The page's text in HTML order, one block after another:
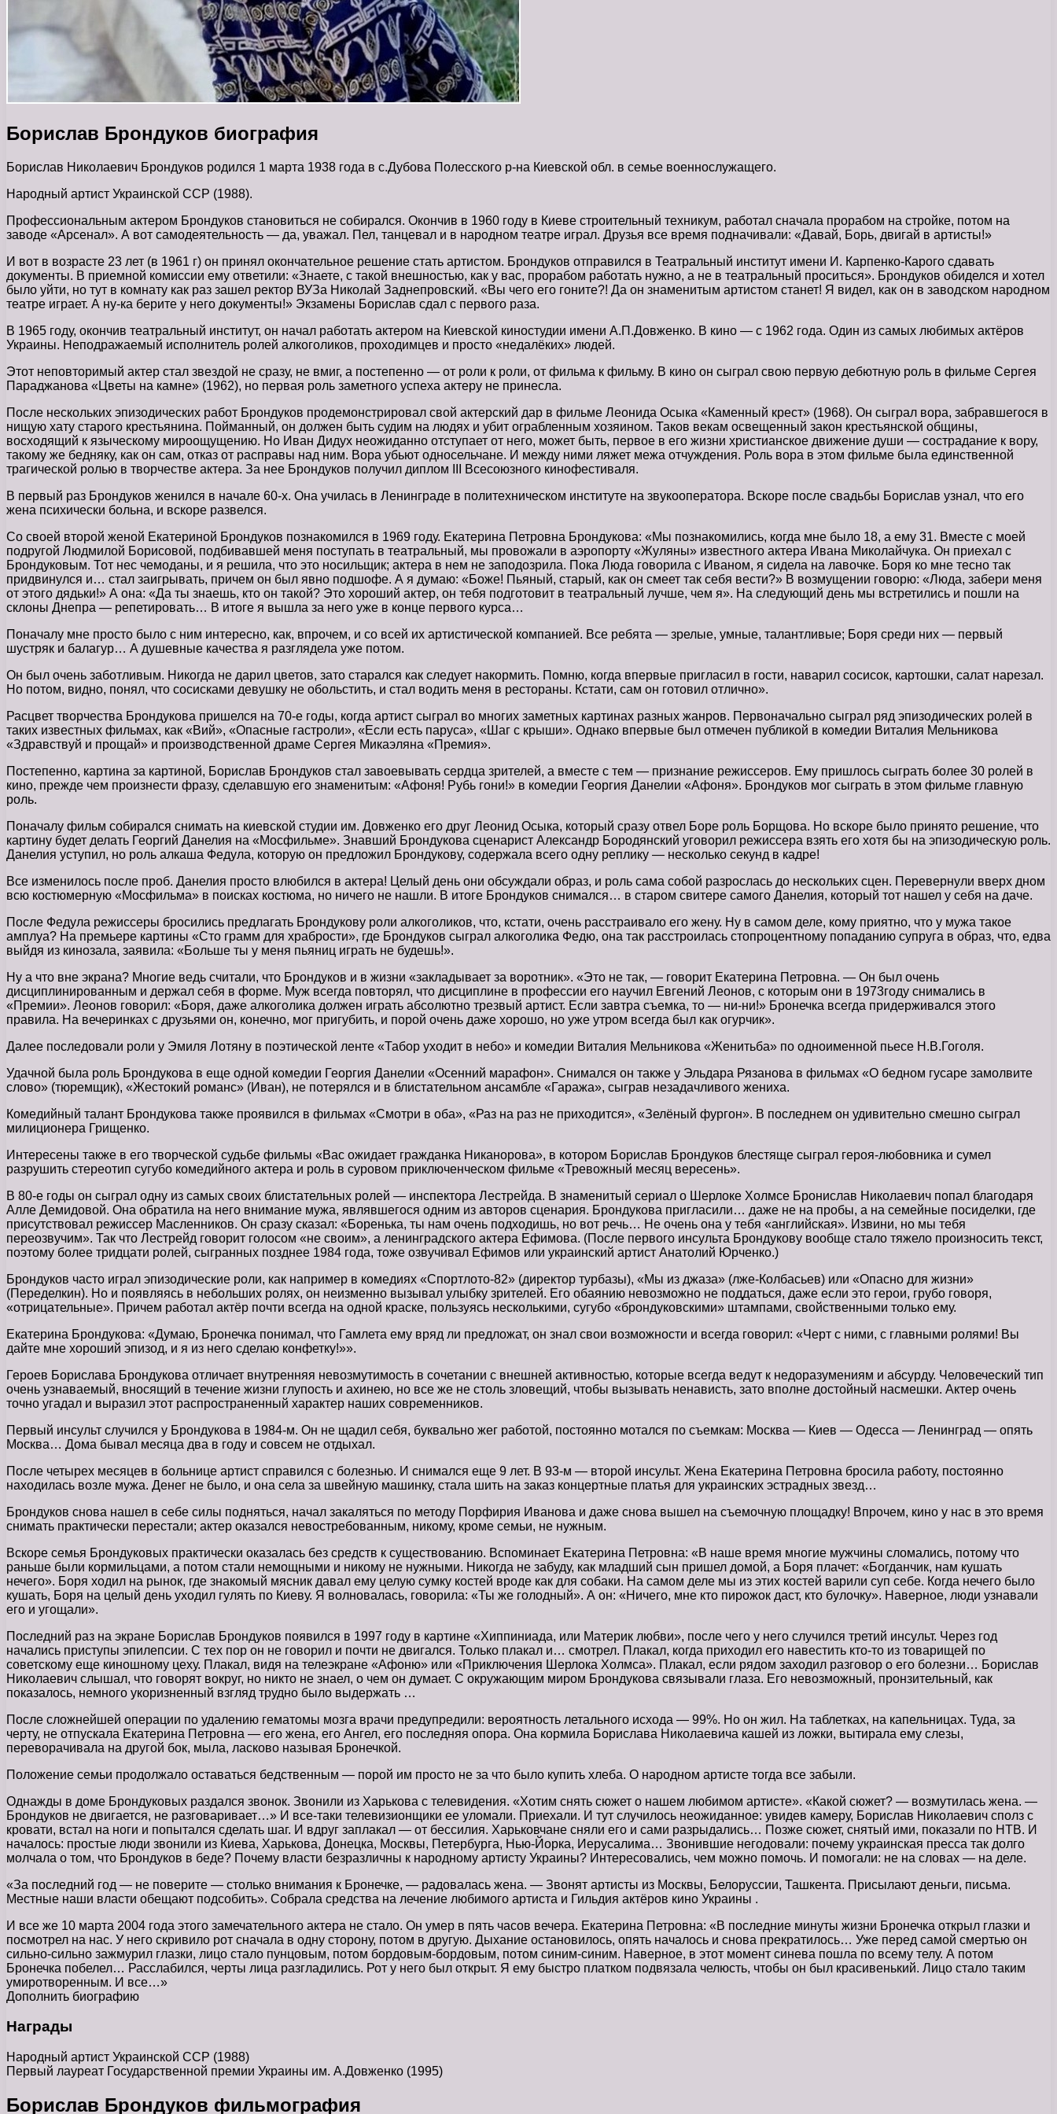
Борислав Брондуков биография
Борислав Николаевич Брондуков родился 1 марта 1938 года в с.Дубова Полесского р-на Киевской обл. в семье военнослужащего.
Народный артист Украинской ССР (1988).
Профессиональным актером Брондуков становиться не собирался. Окончив в 1960 году в Киеве строительный техникум, работал сначала прорабом на стройке, потом на
заводе «Арсенал». А вот самодеятельность — да, уважал. Пел, танцевал и в народном театре играл. Друзья все время подначивали: «Давай, Борь, двигай в артисты!»
И вот в возрасте 23 лет (в 1961 г) он принял окончательное решение стать артистом. Брондуков отправился в Театральный институт имени И. Карпенко-Карого сдавать
документы. В приемной комиссии ему ответили: «Знаете, с такой внешностью, как у вас, прорабом работать нужно, а не в театральный проситься». Брондуков обиделся и хотел
было уйти, но тут в комнату как раз зашел ректор ВУЗа Николай Заднепровский. «Вы чего его гоните?! Да он знаменитым артистом станет! Я видел, как он в заводском народном
театре играет. А ну-ка берите у него документы!» Экзамены Борислав сдал с первого раза.
В 1965 году, окончив театральный институт, он начал работать актером на Киевской киностудии имени А.П.Довженко. В кино — с 1962 года. Один из самых любимых актёров
Украины. Неподражаемый исполнитель ролей алкоголиков, проходимцев и просто «недалёких» людей.
Этот неповторимый актер стал звездой не сразу, не вмиг, а постепенно — от роли к роли, от фильма к фильму. В кино он сыграл свою первую дебютную роль в фильме Сергея
Параджанова «Цветы на камне» (1962), но первая роль заметного успеха актеру не принесла.
После нескольких эпизодических работ Брондуков продемонстрировал свой актерский дар в фильме Леонида Осыка «Каменный крест» (1968). Он сыграл вора, забравшегося в
нищую хату старого крестьянина. Пойманный, он должен быть судим на людях и убит ограбленным хозяином. Таков векам освещенный закон крестьянской общины,
восходящий к языческому мироощущению. Но Иван Дидух неожиданно отступает от него, может быть, первое в его жизни христианское движение души — сострадание к вору,
такому же бедняку, как он сам, отказ от расправы над ним. Вора убьют односельчане. И между ними ляжет межа отчуждения. Роль вора в этом фильме была единственной
трагической ролью в творчестве актера. За нее Брондуков получил диплом III Всесоюзного кинофестиваля.
В первый раз Брондуков женился в начале 60-х. Она училась в Ленинграде в политехническом институте на звукооператора. Вскоре после свадьбы Борислав узнал, что его
жена психически больна, и вскоре развелся.
Со своей второй женой Екатериной Брондуков познакомился в 1969 году. Екатерина Петровна Брондукова: «Мы познакомились, когда мне было 18, а ему 31. Вместе с моей
подругой Людмилой Борисовой, подбивавшей меня поступать в театральный, мы провожали в аэропорту «Жуляны» известного актера Ивана Миколайчука. Он приехал с
Брондуковым. Тот нес чемоданы, и я решила, что это носильщик; актера в нем не заподозрила. Пока Люда говорила с Иваном, я сидела на лавочке. Боря ко мне тесно так
придвинулся и… стал заигрывать, причем он был явно подшофе. А я думаю: «Боже! Пьяный, старый, как он смеет так себя вести?» В возмущении говорю: «Люда, забери меня
от этого дядьки!» А она: «Да ты знаешь, кто он такой? Это хороший актер, он тебя подготовит в театральный лучше, чем я». На следующий день мы встретились и пошли на
склоны Днепра — репетировать… В итоге я вышла за него уже в конце первого курса…
Поначалу мне просто было с ним интересно, как, впрочем, и со всей их артистической компанией. Все ребята — зрелые, умные, талантливые; Боря среди них — первый
шустряк и балагур… А душевные качества я разглядела уже потом.
Он был очень заботливым. Никогда не дарил цветов, зато старался как следует накормить. Помню, когда впервые пригласил в гости, наварил сосисок, картошки, салат нарезал.
Но потом, видно, понял, что сосисками девушку не обольстить, и стал водить меня в рестораны. Кстати, сам он готовил отлично».
Расцвет творчества Брондукова пришелся на 70-е годы, когда артист сыграл во многих заметных картинах разных жанров. Первоначально сыграл ряд эпизодических ролей в
таких известных фильмах, как «Вий», «Опасные гастроли», «Если есть паруса», «Шаг с крыши». Однако впервые был отмечен публикой в комедии Виталия Мельникова
«Здравствуй и прощай» и производственной драме Сергея Микаэляна «Премия».
Постепенно, картина за картиной, Борислав Брондуков стал завоевывать сердца зрителей, а вместе с тем — признание режиссеров. Ему пришлось сыграть более 30 ролей в
кино, прежде чем произнести фразу, сделавшую его знаменитым: «Афоня! Рубь гони!» в комедии Георгия Данелии «Афоня». Брондуков мог сыграть в этом фильме главную
роль.
Поначалу фильм собирался снимать на киевской студии им. Довженко его друг Леонид Осыка, который сразу отвел Боре роль Борщова. Но вскоре было принято решение, что
картину будет делать Георгий Данелия на «Мосфильме». Знавший Брондукова сценарист Александр Бородянский уговорил режиссера взять его хотя бы на эпизодическую роль.
Данелия уступил, но роль алкаша Федула, которую он предложил Брондукову, содержала всего одну реплику — несколько секунд в кадре!
Все изменилось после проб. Данелия просто влюбился в актера! Целый день они обсуждали образ, и роль сама собой разрослась до нескольких сцен. Перевернули вверх дном
всю костюмерную «Мосфильма» в поисках костюма, но ничего не нашли. В итоге Брондуков снимался… в старом свитере самого Данелия, который тот нашел у себя на даче.
После Федула режиссеры бросились предлагать Брондукову роли алкоголиков, что, кстати, очень расстраивало его жену. Ну в самом деле, кому приятно, что у мужа такое
амплуа? На премьере картины «Сто грамм для храбрости», где Брондуков сыграл алкоголика Федю, она так расстроилась стопроцентному попаданию супруга в образ, что, едва
выйдя из кинозала, заявила: «Больше ты у меня пьяниц играть не будешь!».
Ну а что вне экрана? Многие ведь считали, что Брондуков и в жизни «закладывает за воротник». «Это не так, — говорит Екатерина Петровна. — Он был очень
дисциплинированным и держал себя в форме. Муж всегда повторял, что дисциплине в профессии его научил Евгений Леонов, с которым они в 1973году снимались в
«Премии». Леонов говорил: «Боря, даже алкоголика должен играть абсолютно трезвый артист. Если завтра съемка, то — ни-ни!» Бронечка всегда придерживался этого
правила. На вечеринках с друзьями он, конечно, мог пригубить, и порой очень даже хорошо, но уже утром всегда был как огурчик».
Далее последовали роли у Эмиля Лотяну в поэтической ленте «Табор уходит в небо» и комедии Виталия Мельникова «Женитьба» по одноименной пьесе Н.В.Гоголя.
Удачной была роль Брондукова в еще одной комедии Георгия Данелии «Осенний марафон». Снимался он также у Эльдара Рязанова в фильмах «О бедном гусаре замолвите
слово» (тюремщик), «Жестокий романс» (Иван), не потерялся и в блистательном ансамбле «Гаража», сыграв незадачливого жениха.
Комедийный талант Брондукова также проявился в фильмах «Смотри в оба», «Раз на раз не приходится», «Зелёный фургон». В последнем он удивительно смешно сыграл
милиционера Грищенко.
Интересены также в его творческой судьбе фильмы «Вас ожидает гражданка Никанорова», в котором Борислав Брондуков блестяще сыграл героя-любовника и сумел
разрушить стереотип сугубо комедийного актера и роль в суровом приключенческом фильме «Тревожный месяц вересень».
В 80-е годы он сыграл одну из самых своих блистательных ролей — инспектора Лестрейда. В знаменитый сериал о Шерлоке Холмсе Бронислав Николаевич попал благодаря
Алле Демидовой. Она обратила на него внимание мужа, являвшегося одним из авторов сценария. Брондукова пригласили… даже не на пробы, а на семейные посиделки, где
присутствовал режиссер Масленников. Он сразу сказал: «Боренька, ты нам очень подходишь, но вот речь… Не очень она у тебя «английская». Извини, но мы тебя
переозвучим». Так что Лестрейд говорит голосом «не своим», а ленинградского актера Ефимова. (После первого инсульта Брондукову вообще стало тяжело произносить текст,
поэтому более тридцати ролей, сыгранных позднее 1984 года, тоже озвучивал Ефимов или украинский артист Анатолий Юрченко.)
Брондуков часто играл эпизодические роли, как например в комедиях «Спортлото-82» (директор турбазы), «Мы из джаза» (лже-Колбасьев) или «Опасно для жизни»
(Переделкин). Но и появляясь в небольших ролях, он неизменно вызывал улыбку зрителей. Его обаянию невозможно не поддаться, даже если это герои, грубо говоря,
«отрицательные». Причем работал актёр почти всегда на одной краске, пользуясь несколькими, сугубо «брондуковскими» штампами, свойственными только ему.
Екатерина Брондукова: «Думаю, Бронечка понимал, что Гамлета ему вряд ли предложат, он знал свои возможности и всегда говорил: «Черт с ними, с главными ролями! Вы
дайте мне хороший эпизод, и я из него сделаю конфетку!»».
Героев Борислава Брондукова отличает внутренняя невозмутимость в сочетании с внешней активностью, которые всегда ведут к недоразумениям и абсурду. Человеческий тип
очень узнаваемый, вносящий в течение жизни глупость и ахинею, но все же не столь зловещий, чтобы вызывать ненависть, зато вполне достойный насмешки. Актер очень
точно угадал и выразил этот распространенный характер наших современников.
Первый инсульт случился у Брондукова в 1984-м. Он не щадил себя, буквально жег работой, постоянно мотался по съемкам: Москва — Киев — Одесса — Ленинград — опять
Москва… Дома бывал месяца два в году и совсем не отдыхал.
После четырех месяцев в больнице артист справился с болезнью. И снимался еще 9 лет. В 93-м — второй инсульт. Жена Екатерина Петровна бросила работу, постоянно
находилась возле мужа. Денег не было, и она села за швейную машинку, стала шить на заказ концертные платья для украинских эстрадных звезд…
Брондуков снова нашел в себе силы подняться, начал закаляться по методу Порфирия Иванова и даже снова вышел на съемочную площадку! Впрочем, кино у нас в это время
снимать практически перестали; актер оказался невостребованным, никому, кроме семьи, не нужным.
Вскоре семья Брондуковых практически оказалась без средств к существованию. Вспоминает Екатерина Петровна: «В наше время многие мужчины сломались, потому что
раньше были кормильцами, а потом стали немощными и никому не нужными. Никогда не забуду, как младший сын пришел домой, а Боря плачет: «Богданчик, нам кушать
нечего». Боря ходил на рынок, где знакомый мясник давал ему целую сумку костей вроде как для собаки. На самом деле мы из этих костей варили суп себе. Когда нечего было
кушать, Боря на целый день уходил гулять по Киеву. Я волновалась, говорила: «Ты же голодный». А он: «Ничего, мне кто пирожок даст, кто булочку». Наверное, люди узнавали
его и угощали».
Последний раз на экране Борислав Брондуков появился в 1997 году в картине «Хиппиниада, или Материк любви», после чего у него случился третий инсульт. Через год
начались приступы эпилепсии. С тех пор он не говорил и почти не двигался. Только плакал и… смотрел. Плакал, когда приходил его навестить кто-то из товарищей по
советскому еще киношному цеху. Плакал, видя на телеэкране «Афоню» или «Приключения Шерлока Холмса». Плакал, если рядом заходил разговор о его болезни… Борислав
Николаевич слышал, что говорят вокруг, но никто не знаел, о чем он думает. С окружающим миром Брондукова связывали глаза. Его невозможный, пронзительный, как
показалось, немного укоризненный взгляд трудно было выдержать …
После сложнейшей операции по удалению гематомы мозга врачи предупредили: вероятность летального исхода — 99%. Но он жил. На таблетках, на капельницах. Туда, за
черту, не отпускала Екатерина Петровна — его жена, его Ангел, его последняя опора. Она кормила Борислава Николаевича кашей из ложки, вытирала ему слезы,
переворачивала на другой бок, мыла, ласково называя Бронечкой.
Положение семьи продолжало оставаться бедственным — порой им просто не за что было купить хлеба. О народном артисте тогда все забыли.
Однажды в доме Брондуковых раздался звонок. Звонили из Харькова с телевидения. «Хотим снять сюжет о нашем любимом артисте». «Какой сюжет? — возмутилась жена. —
Брондуков не двигается, не разговаривает…» И все-таки телевизионщики ее уломали. Приехали. И тут случилось неожиданное: увидев камеру, Борислав Николаевич сполз с
кровати, встал на ноги и попытался сделать шаг. И вдруг заплакал — от бессилия. Харьковчане сняли его и сами разрыдались… Позже сюжет, снятый ими, показали по НТВ. И
началось: простые люди звонили из Киева, Харькова, Донецка, Москвы, Петербурга, Нью-Йорка, Иерусалима… Звонившие негодовали: почему украинская пресса так долго
молчала о том, что Брондуков в беде? Почему власти безразличны к народному артисту Украины? Интересовались, чем можно помочь. И помогали: не на словах — на деле.
«За последний год — не поверите — столько внимания к Бронечке, — радовалась жена. — Звонят артисты из Москвы, Белоруссии, Ташкента. Присылают деньги, письма.
Местные наши власти обещают подсобить». Собрала средства на лечение любимого артиста и Гильдия актёров кино Украины .
И все же 10 марта 2004 года этого замечательного актера не стало. Он умер в пять часов вечера. Екатерина Петровна: «В последние минуты жизни Бронечка открыл глазки и
посмотрел на нас. У него скривило рот сначала в одну сторону, потом в другую. Дыхание остановилось, опять началось и снова прекратилось… Уже перед самой смертью он
сильно-сильно зажмурил глазки, лицо стало пунцовым, потом бордовым-бордовым, потом синим-синим. Наверное, в этот момент синева пошла по всему телу. А потом
Бронечка побелел… Расслабился, черты лица разгладились. Рот у него был открыт. Я ему быстро платком подвязала челюсть, чтобы он был красивенький. Лицо стало таким
умиротворенным. И все…»
Дополнить биографию
Награды
Народный артист Украинской ССР (1988)
Первый лауреат Государственной премии Украины им. А.Довженко (1995)
Борислав Брондуков фильмография